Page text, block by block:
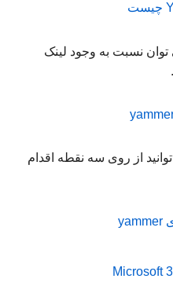
نسبت به وجود لینک
از روی سه نقطه اقدام